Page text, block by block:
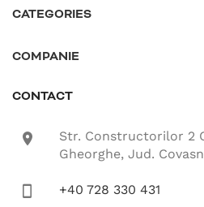
CATEGORIES
COMPANIE
CONTACT
location-icon
Str. Constructorilor 2
Gheorghe, Jud.
phone-icon +40 728 330 431